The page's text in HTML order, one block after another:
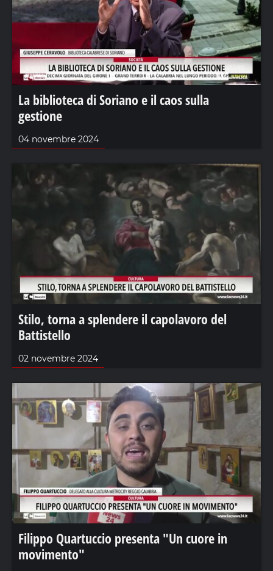
La biblioteca di Soriano e il caos sulla
gestione
04 novembre 2024
Stilo, torna a splendere il capolavoro del
Battistello
02 novembre 2024
Filippo Quartuccio presenta "Un cuore in
movimento"